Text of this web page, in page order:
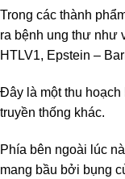
Trong các thành
ra bệnh ung thư như
HTLV1, Epstein –
Đây là một thu hoạch
truyền thống khác.
Phía bên ngoài lúc
mang bầu bởi bụng